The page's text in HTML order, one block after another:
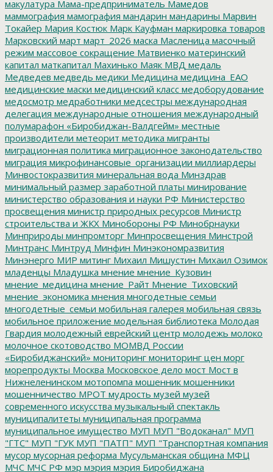
макулатура Мама-предприниматель Мамедов
маммография мамография мандарин мандарины Марвин
Токайер Мария Костюк Марк Кауфман маркировка товаров
Марковский март март_2026 маска Масленица масочный
режим массовое сокращение Матвиенко материнский
капитал маткапитал Махинько Маяк МВД медаль
Медведев медведь медики Медицина медицина_ЕАО
медицинские маски медицинский класс медоборудование
медосмотр медработники медсестры международная
делегация международные отношения международный
полумарафон «Биробиджан-Валдгейм» местные
производители метеорит методика мигранты
миграционная политика миграционное законодательство
миграция микрофинансовые_организации миллиардеры
Минвостокразвития минеральная вода Минздрав
минимальный размер заработной платы минирование
министерство образования и науки РФ Министерство
просвещения министр природных ресурсов Министр
строительства и ЖКХ Минобороны РФ Минобрнауки
Минприроды минпромторг Минпросвещения Минстрой
Минтранс Минтруд Минфин Минэкономразвития
Минэнерго МИР митинг Михаил Мишустин Михаил Озимок
младенцы Младушка мнение мнение_Кузовин
мнение_медицина мнение_Райт Мнение_Тиховский
мнение_экономика мнения многодетные семьи
многодетные_семьи мобильная галерея мобильная связь
мобильное приложение модельная библиотека Молодая
Гвардия молодежный еврейский центр молодежь молоко
молочное скотоводство МОМВД России
«Биробиджанский» мониторинг мониторинг цен морг
морепродукты Москва Московское дело мост Мост в
Нижнеленинском мотопомпа мошенник мошенники
мошенничество МРОТ мудрость музей музей
современного искусства музыкальный спектакль
муниципалитеты муниципальная программа
муниципальное имущество МУП МУП "Водоканал" МУП
"ГТС" МУП "ГУК МУП "ПАТП" МУП "Транспортная компания
мусор мусорная реформа Мусульманская община МФЦ
МЧС МЧС РФ мэр мэрия мэрия Биробиджана